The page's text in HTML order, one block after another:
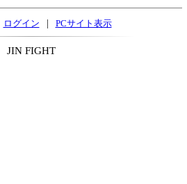
ログイン | PCサイト表示
JIN FIGHT